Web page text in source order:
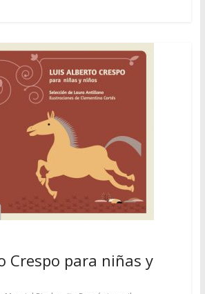
Crespo para niñas y